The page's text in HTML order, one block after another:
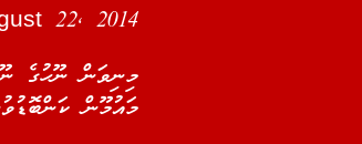
22, 2014
މިނިވަން ނޫހުގެ
މައުމޫން